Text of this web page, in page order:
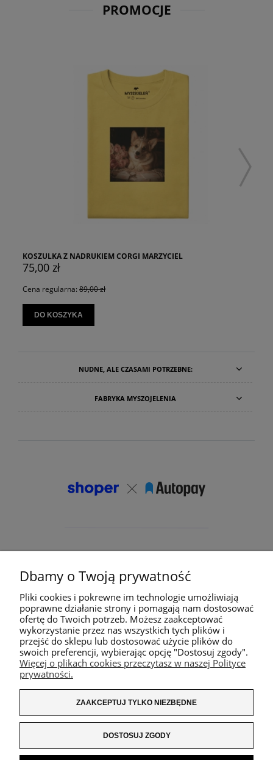
PROMOCJE
KOSZULKA Z NADRUKIEM CORGI MARZYCIEL
75,00 zł
Cena regularna: 89,00 zł
DO KOSZYKA
NUDNE, ALE CZASAMI POTRZEBNE:
FABRYKA MYSZOJELENIA
Dbamy o Twoją prywatność
Pliki cookies i pokrewne im technologie umożliwiają
poprawne działanie strony i pomagają nam dostosować
ofertę do Twoich potrzeb. Możesz zaakceptować
wykorzystanie przez nas wszystkich tych plików i
przejść do sklepu lub dostosować użycie plików do
swoich preferencji, wybierając opcję "Dostosuj zgody".
Więcej o plikach cookies przeczytasz w naszej Polityce
prywatności.
ZAAKCEPTUJ TYLKO NIEZBĘDNE
DOSTOSUJ ZGODY